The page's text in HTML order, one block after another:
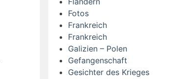
Fotos
Frankreich
Frankreich
Galizien – Polen
Gefangenschaft
Gesichter des Krieges